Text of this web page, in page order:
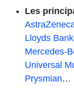
Les
Lloyds
Mercedes-
Universal
Prysmian…